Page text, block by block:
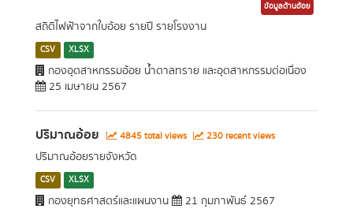
ข้อมูลด้านอ้อย
สถิติไฟฟ้าจากใบอ้อย รายปี รายโรงงาน
CSV XLSX
กองอุตสาหกรรมอ้อย น้ำตาลทราย และอุตสาหกรรมต่อเนื่อง
25 เมษายน 2567
ปริมาณอ้อย 4845 total views 230 recent views
ปริมาณอ้อยรายจังหวัด
CSV XLSX
กองยุทธศาสตร์และแผนงาน 21 กุมภาพันธ์ 2567